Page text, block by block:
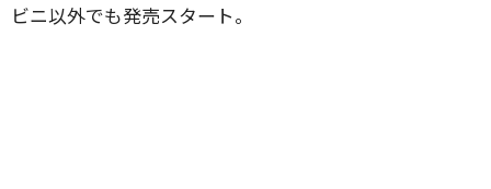
ビニ以外でも発売スタート。